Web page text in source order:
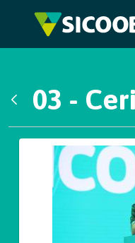
Pular para o Conteúdo
03 -
Galeria de Mídias